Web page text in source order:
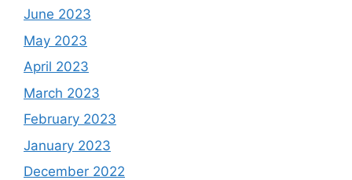
June 2023
May 2023
April 2023
March 2023
February 2023
January 2023
December 2022